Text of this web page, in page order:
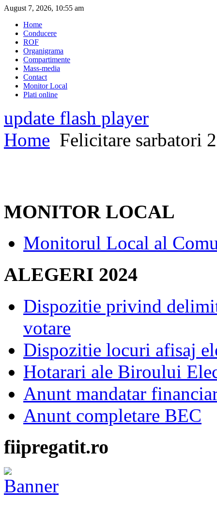
August 7, 2026, 10:55 am
Home
Conducere
ROF
Organigrama
Compartimente
Mass-media
Contact
Monitor Local
Plati online
update flash player
Home Felicitare sarbatori
MONITOR LOCAL
Monitorul Local al
ALEGERI 2024
Dispozitie privind
votare
Dispozitie locuri afisaj
Hotarari ale Biroului
Anunt mandatar
Anunt completare BEC
fiipregatit.ro